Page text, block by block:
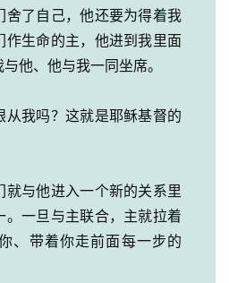
舍了自己，他还要为得着我
作生命的主，他进到我里面
他、他与我一同坐席。
从我吗？这就是耶稣基督的
就与他进入一个新的关系里
。一旦与主联合，主就拉着
、带着你走前面每一步的